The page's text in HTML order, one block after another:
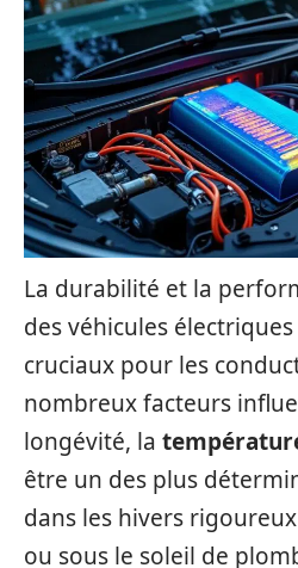
La durabilité et la
des véhicules
cruciaux pour les
nombreux facteurs
longévité, la
être un des plus
dans les hivers
ou sous le soleil de